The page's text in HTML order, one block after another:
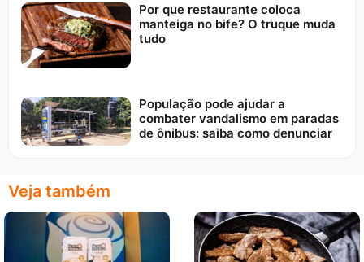
Por que restaurante coloca
manteiga no bife? O truque muda
tudo
População pode ajudar a
combater vandalismo em paradas
de ônibus: saiba como denunciar
Veja também